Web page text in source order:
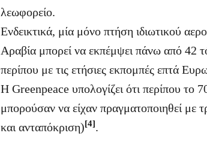
λεωφορείο.
Ενδεικτικά, μία μόνο πτήση ιδιωτικού
Αραβία μπορεί να εκπέμψει πάνω από 42
περίπου με τις ετήσιες εκπομπές επτά
Η Greenpeace υπολογίζει ότι περίπου το
μπορούσαν να είχαν πραγματοποιηθεί με
και ανταπόκριση)[4].